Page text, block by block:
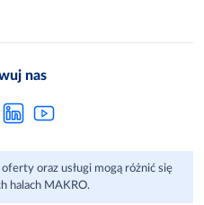
Online
nas
oraz usługi mogą różnić się
halach MAKRO.